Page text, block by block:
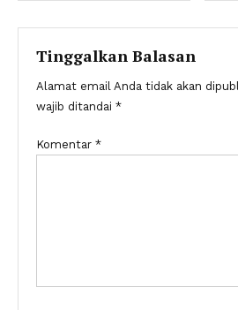
pos
Tinggalkan Balasan
Alamat email Anda tidak akan
wajib ditandai *
Komentar *